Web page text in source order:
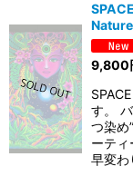
Nature
9,800
す。
つ染め
ーテ
早変